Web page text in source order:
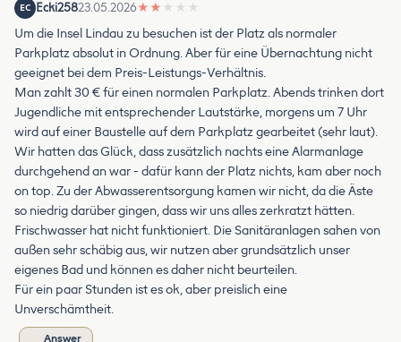
EC Ecki25823.05.2026★ ★ ★ ★ ★
Um die Insel Lindau zu besuchen ist der Platz als normaler
Parkplatz absolut in Ordnung. Aber für eine Übernachtung nicht
geeignet bei dem Preis-Leistungs-Verhältnis.
Man zahlt 30 € für einen normalen Parkplatz. Abends trinken dort
Jugendliche mit entsprechender Lautstärke, morgens um 7 Uhr
wird auf einer Baustelle auf dem Parkplatz gearbeitet (sehr laut).
Wir hatten das Glück, dass zusätzlich nachts eine Alarmanlage
durchgehend an war - dafür kann der Platz nichts, kam aber noch
on top. Zu der Abwasserentsorgung kamen wir nicht, da die Äste
so niedrig darüber gingen, dass wir uns alles zerkratzt hätten.
Frischwasser hat nicht funktioniert. Die Sanitäranlagen sahen von
außen sehr schäbig aus, wir nutzen aber grundsätzlich unser
eigenes Bad und können es daher nicht beurteilen.
Für ein paar Stunden ist es ok, aber preislich eine
Unverschämtheit.
Answer